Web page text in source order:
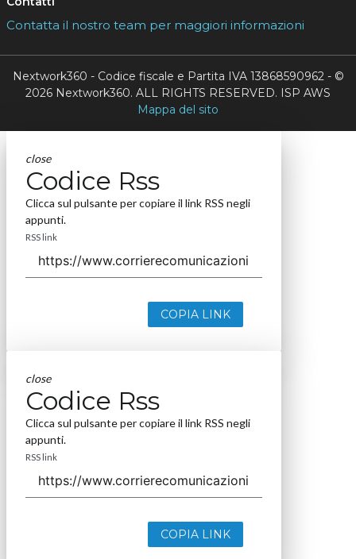
Contatta il nostro team per maggiori informazioni
Nextwork360 - Codice fiscale e Partita IVA 13868590962 - ©
2026 Nextwork360. ALL RIGHTS RESERVED. ISP AWS
Mappa del sito
close
Codice Rss
Clicca sul pulsante per copiare il link RSS negli
appunti.
RSS link
COPIA LINK
close
Codice Rss
Clicca sul pulsante per copiare il link RSS negli
appunti.
RSS link
COPIA LINK